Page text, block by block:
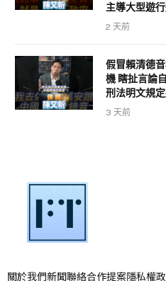
主導大型遊
2 天前
假冒賴清德
機 瞎扯言論
刑法明文規
3 天前
關於我們新聞聯絡合作提案隱私權